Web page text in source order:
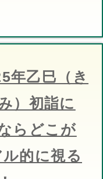
年乙巳（き
）初詣に
らどこが
的に視る